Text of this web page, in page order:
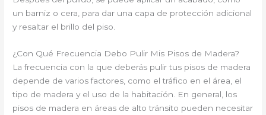
un barniz o cera, para dar una capa de protección adicional
y resaltar el brillo del piso.
¿Con Qué Frecuencia Debo Pulir Mis Pisos de Madera?
La frecuencia con la que deberás pulir tus pisos de madera
depende de varios factores, como el tráfico en el área, el
tipo de madera y el uso de la habitación. En general, los
pisos de madera en áreas de alto tránsito pueden necesitar